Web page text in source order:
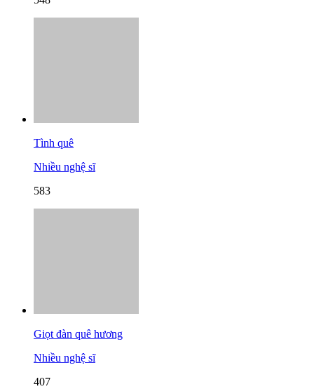
Tình quê
Nhiều nghệ sĩ
583
Giọt đàn quê hương
Nhiều nghệ sĩ
407